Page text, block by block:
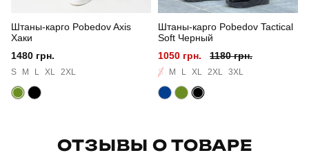
Штаны-карго Pobedov Axis
Хаки
1480 грн.
S M L XL 2XL
Штаны-карго Pobedov Tactical
Soft Черный
1050 грн.
1180 грн.
S M L XL 2XL 3XL
ОТЗЫВЫ О ТОВАРЕ